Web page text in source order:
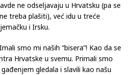
ne odseljavaju u Hrvatsku (pa se
treba plašiti), već idu u treće
i Irsku.
smo mi naših “bisera”! Kao da se
Hrvatske u svemu. Primali smo
gledala i slavili kao našu